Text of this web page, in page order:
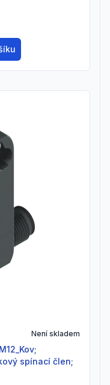
Není skladem
spínací člen;